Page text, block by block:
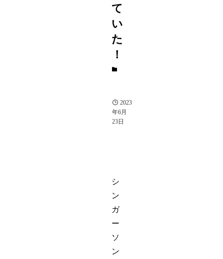
て
い
た
！
2023
年6月
23日
シ
ン
ガ
ー
ソ
ン